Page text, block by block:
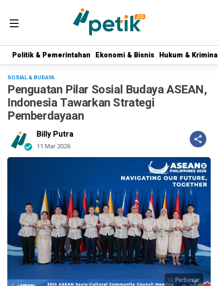
Politik & Pemerintahan Ekonomi & Bisnis Hukum &
Politik & Pemerintahan Ekonomi & Bisnis Hukum &
SOSIAL & BUDAYA
Penguatan Pilar Sosial Budaya ASEAN,
Indonesia Tawarkan Strategi
Pemberdayaan
Billy Putra
11 Mar 2026
Perbesar